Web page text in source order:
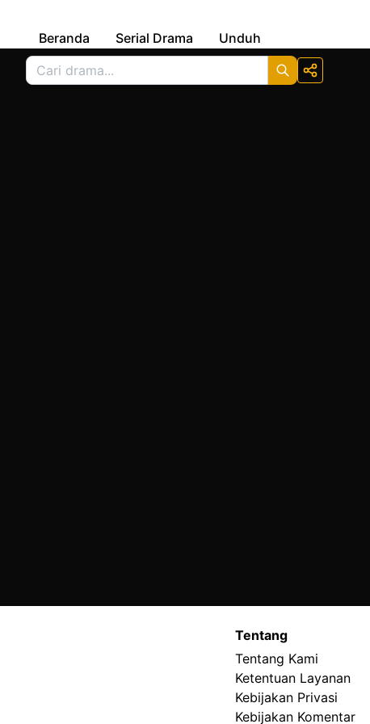
Beranda Serial Drama Unduh
Tentang
Tentang Kami
Ketentuan Layanan
Kebijakan Privasi
Kebijakan Komentar